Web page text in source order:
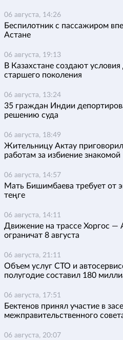
06 августа, 14:26
Беспилотник с пассажиром
Астане
06 августа, 19:13
В Казахстане создают
старшего поколения
06 августа, 13:24
35 граждан Индии
решению суда
06 августа, 18:49
Жительницу Актау
работам за избиение знакомой
06 августа, 14:57
Мать Бишимбаева требует от
теңге
06 августа, 14:11
Движение на трассе Хоргос —
ограничат 8 августа
06 августа, 21:11
Объем услуг СТО и
полугодие составил 180
06 августа, 17:51
Бектенов принял участие в
межправительственного
06 августа, 20:07